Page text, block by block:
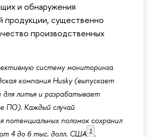
и обнаружения
продукции, существенно
производственных
систему мониторинга
компания Husky (выпускает
для литья и разрабатывает
ПО). Каждый случай
потенциальных поломок сохранил
4 до 6 тыс. долл. США 1 .